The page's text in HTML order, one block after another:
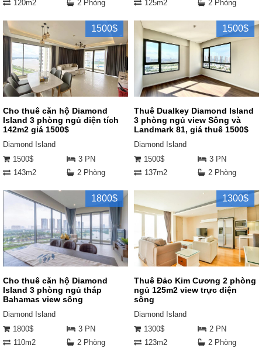
120m2
2 Phòng
125m2
2 Phòng
1500$
Cho thuê căn hộ Diamond
Island 3 phòng ngủ diện tích
142m2 giá 1500$
Diamond Island
1500$
3 PN
143m2
2 Phòng
1500$
Thuê Dualkey Diamond Island
3 phòng ngủ view Sông và
Landmark 81, giá thuê 1500$
Diamond Island
1500$
3 PN
137m2
2 Phòng
1800$
Cho thuê căn hộ Diamond
Island 3 phòng ngủ tháp
Bahamas view sông
Diamond Island
1800$
3 PN
110m2
2 Phòng
1300$
Thuê Đảo Kim Cương 2 phòng
ngủ 125m2 view trực diện
sông
Diamond Island
1300$
2 PN
123m2
2 Phòng